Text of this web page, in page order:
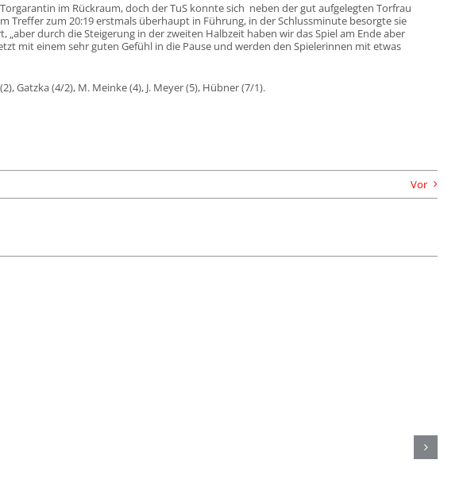
im Rückraum, doch der TuS konnte sich neben der gut aufgelegten Torfrau
Treffer zum 20:19 erstmals überhaupt in Führung, in der Schlussminute besorgte sie
durch die Steigerung in der zweiten Halbzeit haben wir das Spiel am Ende aber
mit einem sehr guten Gefühl in die Pause und werden den Spielerinnen mit etwas
Gatzka (4/2), M. Meinke (4), J. Meyer (5), Hübner (7/1).
Vor